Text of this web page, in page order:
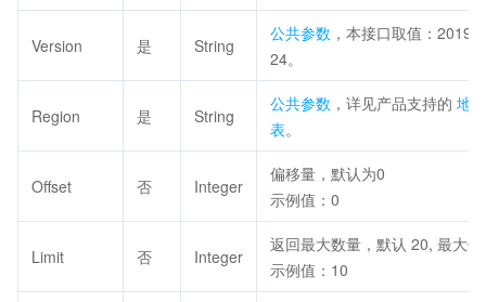
Version 是 String
公共参数 ，本接口取值：2019-
24。
Region 是 String
公共参数 ，详见产品支持的 地
表。
Offset 否 Integer
偏移量，默认为0
示例值：0
Limit 否 Integer
返回最大数量，默认 20, 最大
示例值：10